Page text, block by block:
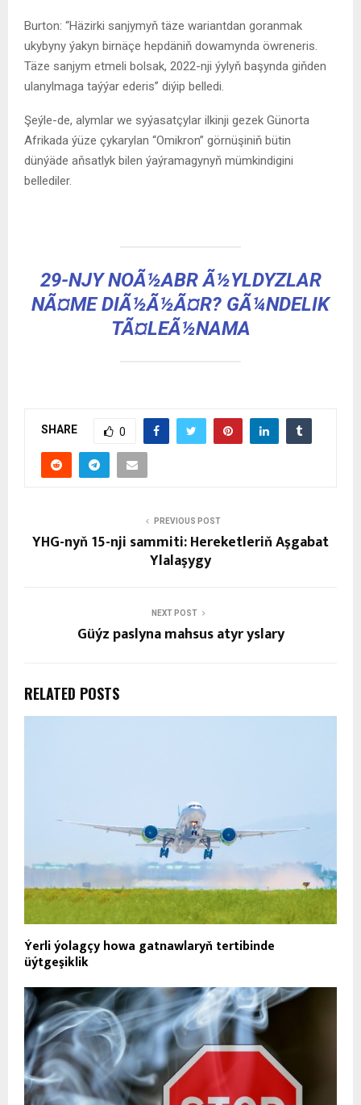
Burton: “Häzirki sanjymyň täze wariantdan goranmak
ukybyny ýakyn birnäçe hepdäniň dowamynda öwreneris.
Täze sanjym etmeli bolsak, 2022-nji ýylyň başynda giňden
ulanylmaga taýýar ederis” diýip belledi.
Şeýle-de, alymlar we syýasatçylar ilkinji gezek Günorta
Afrikada ýüze çykarylan “Omikron” görnüşiniň bütin
dünýäde aňsatlyk bilen ýaýramagynyň mümkindigini
bellediler.
29-NJY NOÃ½ABR Ã½YLDYZLAR
NÃ¤ME DIÃ½Ã½Ã¤R? GÃ¼NDELIK
TÃ¤LEÃ½NAMA
SHARE 0
PREVIOUS POST
YHG-nyň 15-nji sammiti: Hereketleriň Aşgabat
Ylalaşygy
NEXT POST
Güýz paslyna mahsus atyr yslary
RELATED POSTS
Ýerli ýolagçy howa gatnawlaryň tertibinde
üýtgeşiklik